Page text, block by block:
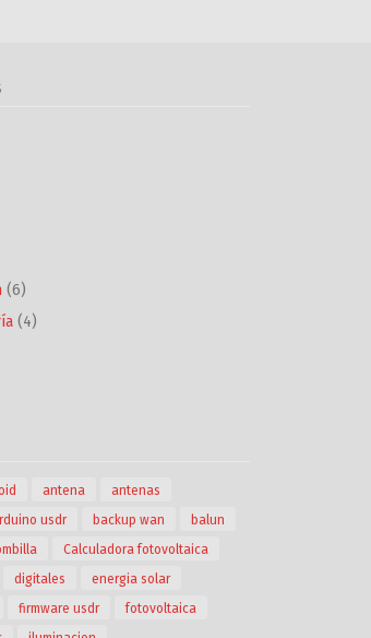
(6)
(4)
antena
antenas
usdr backup wan
balun
Calculadora fotovoltaica
digitales
energia solar
firmware usdr
fotovoltaica